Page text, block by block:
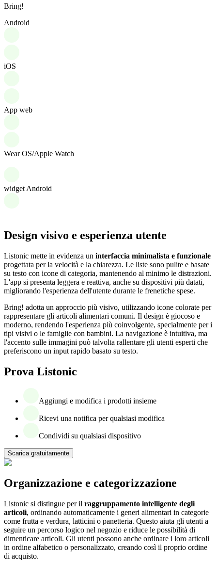
Bring!
Android
iOS
App web
Wear OS/Apple Watch
widget Android
Design visivo e esperienza utente
Listonic mette in evidenza un interfaccia minimalista e funzionale
progettata per la velocità e la chiarezza. Le liste sono pulite e basate
su testo con icone di categoria, mantenendo al minimo le distrazioni.
L'app si presenta leggera e reattiva, anche su dispositivi più datati,
migliorando l'esperienza dell'utente durante le frenetiche spese.
Bring! adotta un approccio più visivo, utilizzando icone colorate per
rappresentare gli articoli alimentari comuni. Il design è giocoso e
moderno, rendendo l'esperienza più coinvolgente, specialmente per i
tipi visivi o le famiglie con bambini. La navigazione è intuitiva, ma
l'accento sulle immagini può talvolta rallentare gli utenti esperti che
preferiscono un input rapido basato su testo.
Prova Listonic
Aggiungi e modifica i prodotti insieme
Ricevi una notifica per qualsiasi modifica
Condividi su qualsiasi dispositivo
Scarica gratuitamente
Organizzazione e categorizzazione
Listonic si distingue per il raggruppamento intelligente degli
articoli, ordinando automaticamente i generi alimentari in categorie
come frutta e verdura, latticini o panetteria. Questo aiuta gli utenti a
seguire un percorso logico nel negozio e riduce le possibilità di
dimenticare articoli. Gli utenti possono anche ordinare i loro articoli
in ordine alfabetico o personalizzato, creando così il proprio ordine
di acquisto.